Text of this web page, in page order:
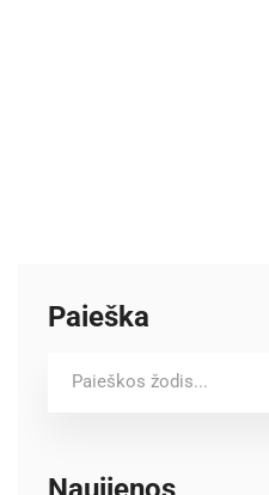
Paieška
c